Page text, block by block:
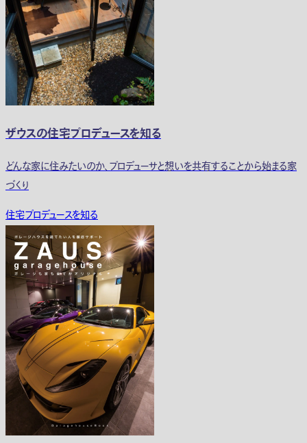
ザウスの住宅プロデュースを知る
どんな家に住みたいのか、プロデューサと想いを共有することから始まる家
づくり
住宅プロデュースを知る